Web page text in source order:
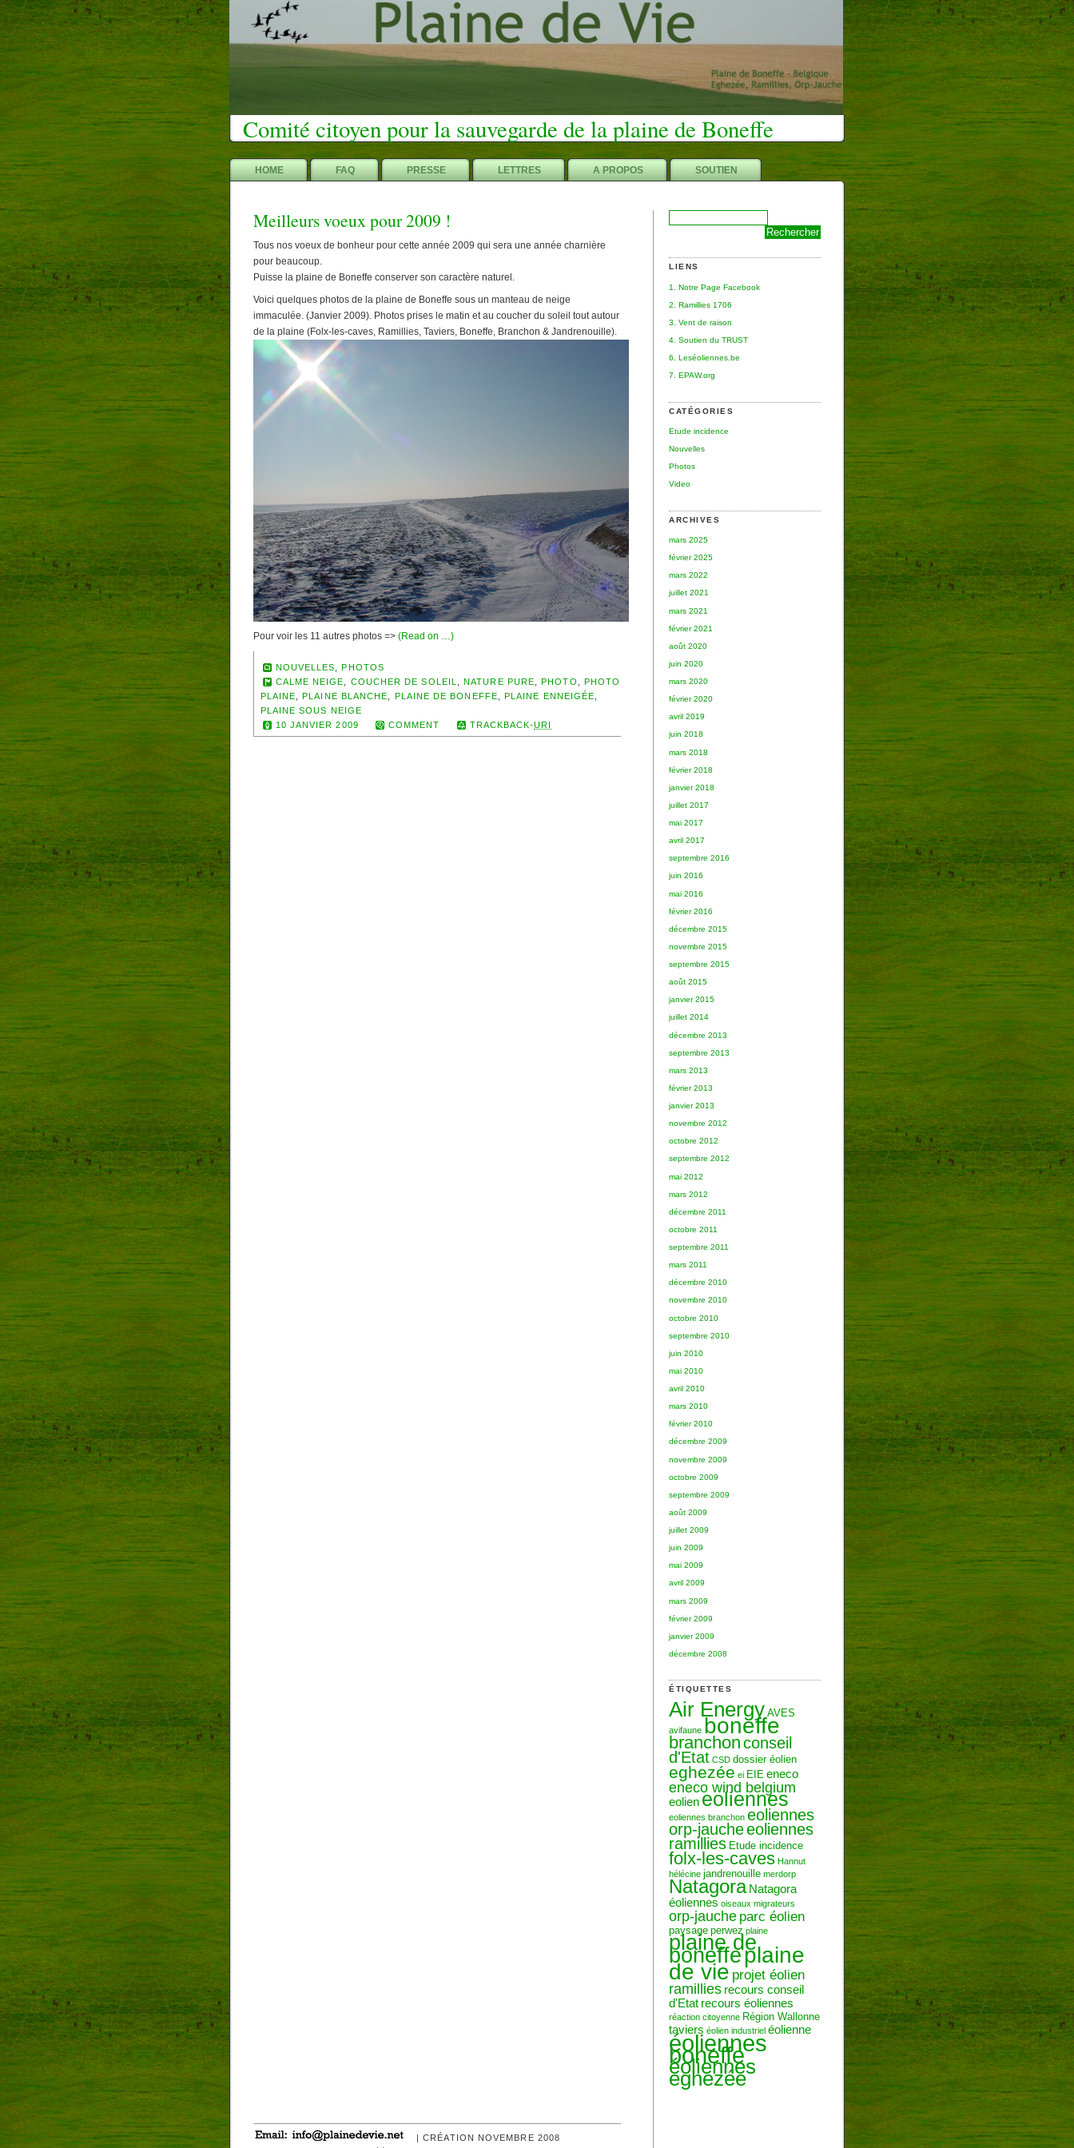
Comité citoyen pour la sauvegarde de la plaine de Boneffe
HOME FAQ PRESSE LETTRES A PROPOS SOUTIEN
LIENS
1. Notre Page Facebook
2. Ramillies 1706
3. Vent de raison
4. Soutien du TRUST
6. Leséoliennes.be
7. EPAW.org
CATÉGORIES
Etude incidence
Nouvelles
Photos
Video
ARCHIVES
mars 2025
février 2025
mars 2022
juillet 2021
mars 2021
février 2021
août 2020
juin 2020
mars 2020
février 2020
avril 2019
juin 2018
mars 2018
février 2018
janvier 2018
juillet 2017
mai 2017
avril 2017
septembre 2016
juin 2016
mai 2016
février 2016
décembre 2015
novembre 2015
septembre 2015
août 2015
janvier 2015
juillet 2014
décembre 2013
septembre 2013
mars 2013
février 2013
janvier 2013
novembre 2012
octobre 2012
septembre 2012
mai 2012
mars 2012
décembre 2011
octobre 2011
septembre 2011
mars 2011
décembre 2010
novembre 2010
octobre 2010
septembre 2010
juin 2010
mai 2010
avril 2010
mars 2010
février 2010
décembre 2009
novembre 2009
octobre 2009
septembre 2009
août 2009
juillet 2009
juin 2009
mai 2009
avril 2009
mars 2009
février 2009
janvier 2009
décembre 2008
ÉTIQUETTES
Air Energy AVES
avifaune boneffe
branchonconseil
d'Etat CSD dossier éolien
eghezée ei EIE eneco
eneco wind belgium
eolieneoliennes
eoliennes branchon eoliennes
orp-jaucheeoliennes
ramillies Etude incidence
folx-les-caves Hannut
hélécine jandrenouille merdorp
Natagora Natagora
éoliennes oiseaux migrateurs
orp-jauche parc éolien
paysage perwez plaine
plaine de
boneffeplaine
de vie projet éolien
ramillies recours conseil
d'Etat recours éoliennes
réaction citoyenne Région Wallonne
taviers éolien industriel éolienne
éoliennes
boneffe
éoliennes
eghezée
Meilleurs voeux pour 2009 !
Tous nos voeux de bonheur pour cette année 2009 qui sera une année charnière
pour beaucoup.
Puisse la plaine de Boneffe conserver son caractère naturel.
Voici quelques photos de la plaine de Boneffe sous un manteau de neige
immaculée. (Janvier 2009). Photos prises le matin et au coucher du soleil tout autour
de la plaine (Folx-les-caves, Ramillies, Taviers, Boneffe, Branchon & Jandrenouille).
Pour voir les 11 autres photos => (Read on …)
NOUVELLES ,PHOTOS
CALME NEIGE
COUCHER DE SOLEIL ,NATURE PURE ,PHOTO
PHOTO
PLAINE ,PLAINE BLANCHE PLAINE DE BONEFFE ,PLAINE ENNEIGÉE
PLAINE SOUS NEIGE
10 JANVIER 2009
COMMENT TRACKBACK-URI
| CRÉATION NOVEMBRE 2008